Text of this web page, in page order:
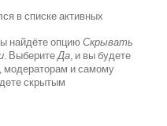
в списке активных
найдёте опциюСкрывать
. ВыберитеДа, и вы будете
модераторам и самому
скрытым